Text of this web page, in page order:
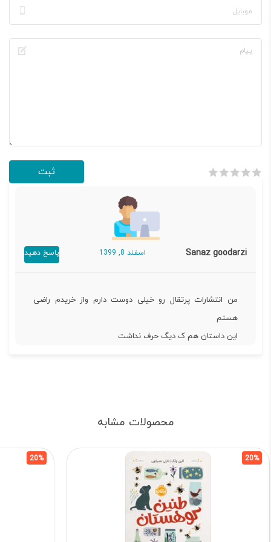
Sanaz goodarzi اسفند 8, 1399 پاسخ دهید
من انتشارات پرتقال رو خیلی دوست دارم واز خریدم راضی
هستم
این داستان هم ک دیگ حرف نداشت
محصولات مشابه
20%
20%